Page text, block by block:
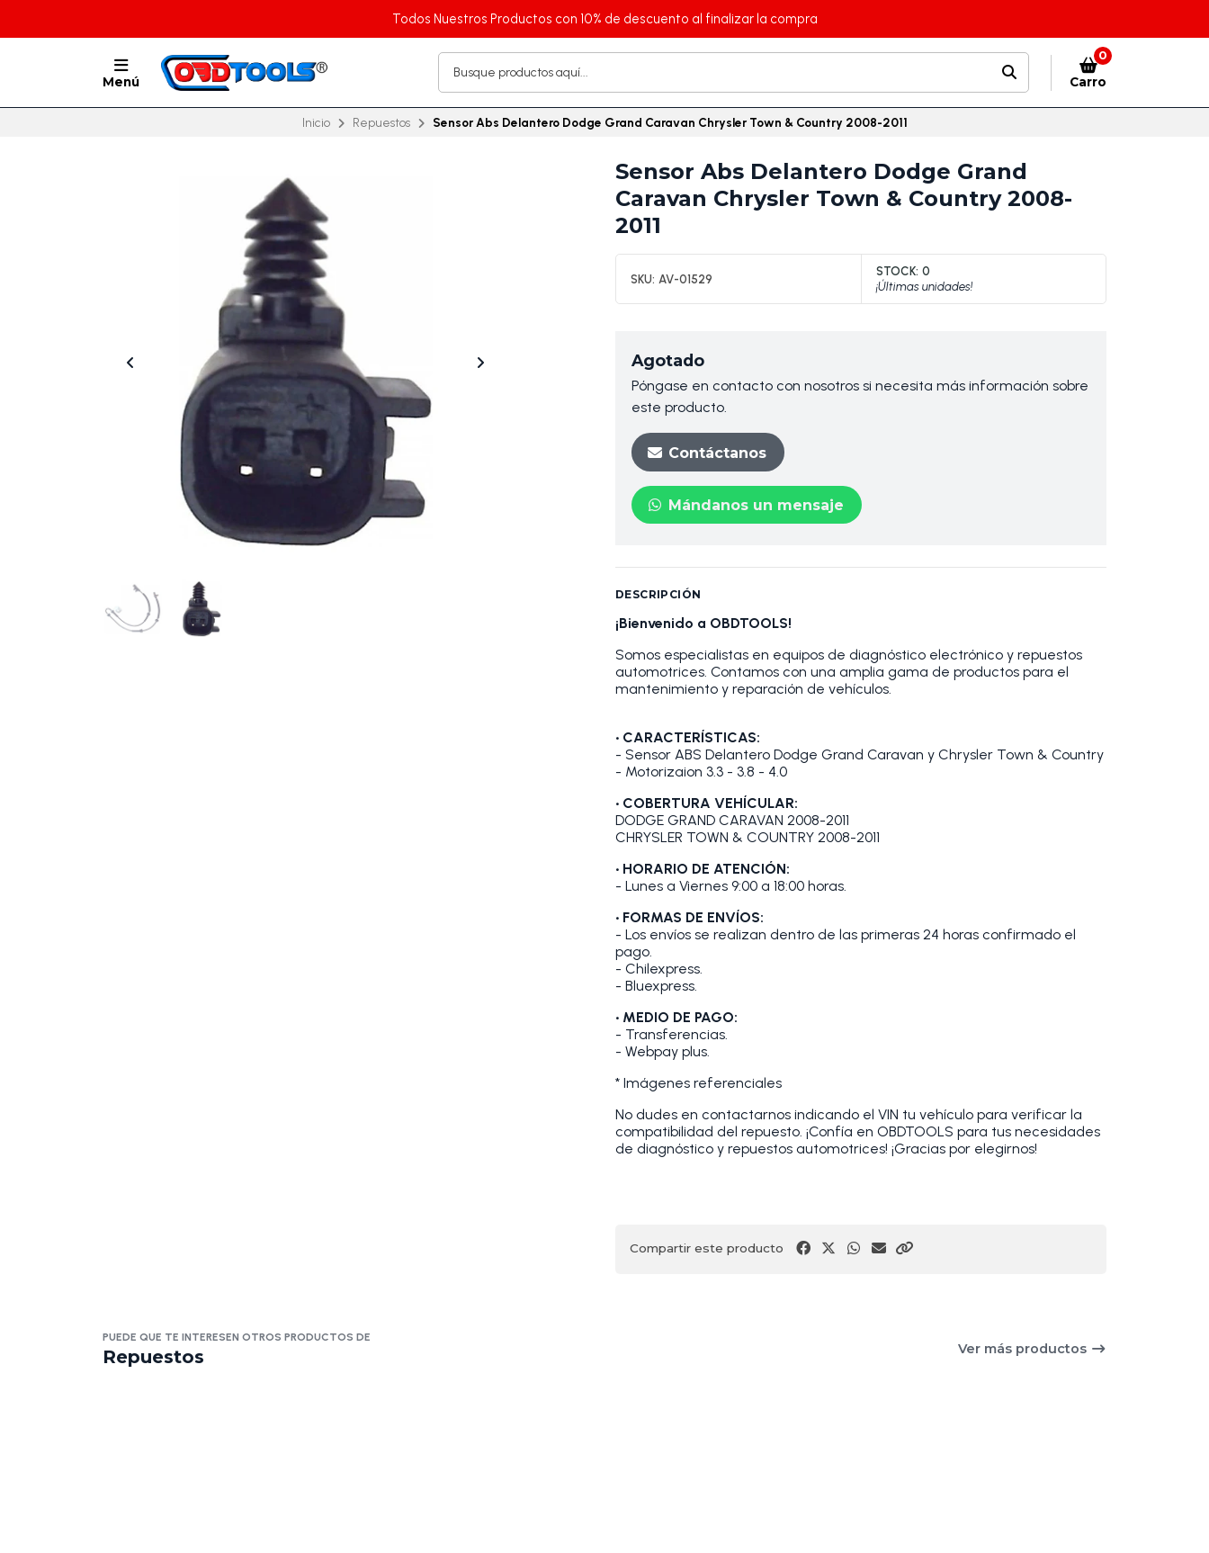
Todos Nuestros Productos con 10% de descuento al finalizar la compra
Menú
0
Carro
Inicio Repuestos Sensor Abs Delantero Dodge Grand Caravan Chrysler Town & Country 2008-2011
Sensor Abs Delantero Dodge Grand
Caravan Chrysler Town & Country 2008-
2011
SKU: AV-01529
STOCK: 0
¡Últimas unidades!
Agotado
Póngase en contacto con nosotros si necesita más información sobre
este producto.
Contáctanos
Mándanos un mensaje
DESCRIPCIÓN
¡Bienvenido a OBDTOOLS!
Somos especialistas en equipos de diagnóstico electrónico y repuestos
automotrices. Contamos con una amplia gama de productos para el
mantenimiento y reparación de vehículos.
• CARACTERÍSTICAS:
- Sensor ABS Delantero Dodge Grand Caravan y Chrysler Town & Country
- Motorizaion 3.3 - 3.8 - 4.0
• COBERTURA VEHÍCULAR:
DODGE GRAND CARAVAN 2008-2011
CHRYSLER TOWN & COUNTRY 2008-2011
• HORARIO DE ATENCIÓN:
- Lunes a Viernes 9:00 a 18:00 horas.
• FORMAS DE ENVÍOS:
- Los envíos se realizan dentro de las primeras 24 horas confirmado el
pago.
- Chilexpress.
- Bluexpress.
• MEDIO DE PAGO:
- Transferencias.
- Webpay plus.
* Imágenes referenciales
No dudes en contactarnos indicando el VIN tu vehículo para verificar la
compatibilidad del repuesto. ¡Confía en OBDTOOLS para tus necesidades
de diagnóstico y repuestos automotrices! ¡Gracias por elegirnos!
Compartir este producto
PUEDE QUE TE INTERESEN OTROS PRODUCTOS DE
Repuestos Ver más productos